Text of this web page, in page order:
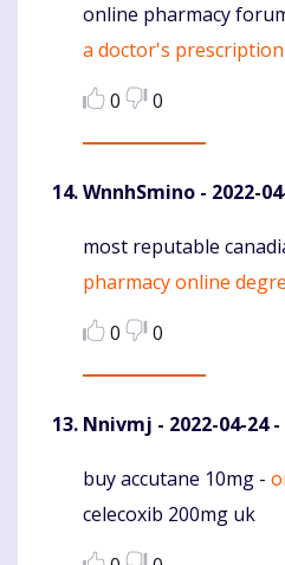
Komentaras
online pharmacy
a doctor's prescription
0
0
WnnhSmino - 2022-
Komentaras
most reputable
pharmacy online
0
0
Nnivmj - 2022-04-24 -
Komentaras
buy accutane 10mg -
celecoxib 200mg uk